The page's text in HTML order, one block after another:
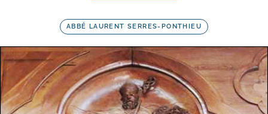
ABBÉ LAURENT SERRES-PONTHIEU